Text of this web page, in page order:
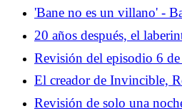
of the Dragon: El extraño
'Bane no es un villano' -
sobre la adaptación del
murciélago
20 años después, el
reflejando la realidad que
Revisión del episodio 6
Men '97: Los peligros de
El creador de Invincible,
intentando "eliminar lo
Revisión de solo una